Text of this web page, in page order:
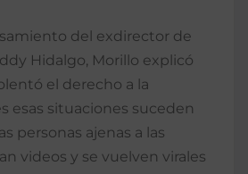
del exdirector de
Hidalgo, Morillo explicó
el derecho a la
esas situaciones suceden
personas ajenas a las
videos y se vuelven virales